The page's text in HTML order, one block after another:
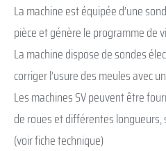
La machine est équipée d’une
pièce et génère le programme de
La machine dispose de sondes
corriger l’usure des meules avec
Les machines SV peuvent être
de roues et différentes longueurs,
(voir fiche technique)